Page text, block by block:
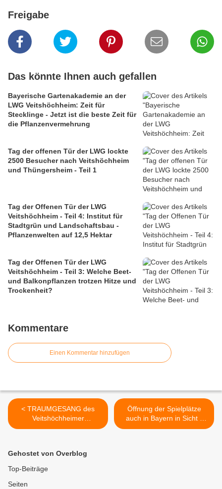
Freigabe
Das könnte Ihnen auch gefallen
Bayerische Gartenakademie an der
LWG Veitshöchheim: Zeit für
Stecklinge - Jetzt ist die beste Zeit für
die Pflanzenvermehrung
Tag der offenen Tür der LWG lockte
2500 Besucher nach Veitshöchheim
und Thüngersheim - Teil 1
Tag der Offenen Tür der LWG
Veitshöchheim - Teil 4: Institut für
Stadtgrün und Landschaftsbau -
Pflanzenwelten auf 12,5 Hektar
Tag der Offenen Tür der LWG
Veitshöchheim - Teil 3: Welche Beet-
und Balkonpflanzen trotzen Hitze und
Trockenheit?
Kommentare
Einen Kommentar hinzufügen
< TRAUMGESANG des
Veitshöchheimer
Komponisten Toni Völker in
Sendung von BR2 zu hören
Öffnung der Spielplätze
auch in Bayern in Sicht -
Bundesweit unterschiedlich
Gehostet von Overblog
Top-Beiträge
Seiten